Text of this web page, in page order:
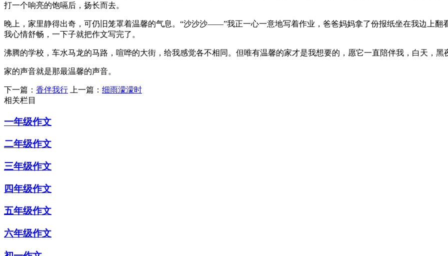
打一个响亮的饱嗝后，扬长而去。
晚上，家里静得出奇，可仍旧笼罩着温馨的气息。“沙沙沙——”我正一心一意地写着作业，爸爸妈妈拿了份报纸坐在我边上翻
我心情舒畅，一下子就把作文写完了。
沸腾的学校，车水马龙的马路，喧哗的大街，给我感觉各不相同。但唯有温馨的家才是我想要的，愿它一直陪伴我，白天，
家的声音就是那最温馨的声音。
下一篇： 香伴我行 上一篇： 细雨濛濛时
相关栏目
一年级作文
二年级作文
三年级作文
四年级作文
五年级作文
六年级作文